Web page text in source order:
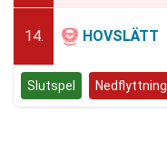
14. HOVSLÄTT
Slutspel Nedflyttning